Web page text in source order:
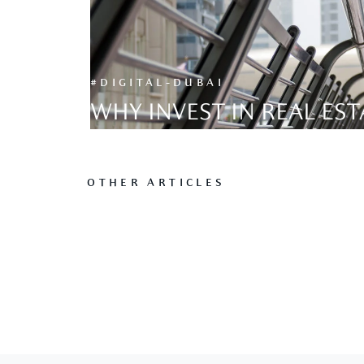
#DIGITAL-DUBAI
WHY INVEST IN REAL
OTHER ARTICLES